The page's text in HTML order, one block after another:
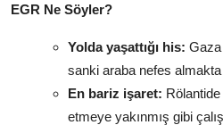
EGR Ne Söyler?
Yolda yaşattığı his: Gaza
sanki araba nefes
En bariz işaret:
etmeye yakınmış gibi